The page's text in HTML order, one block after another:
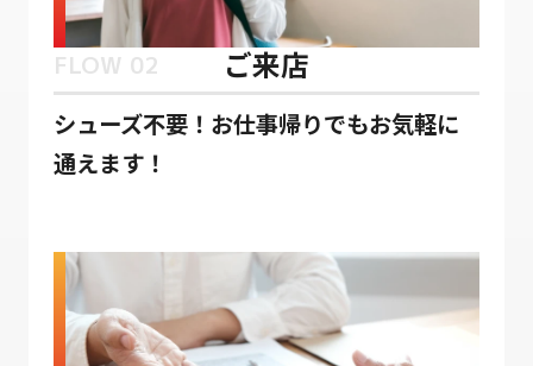
FLOW 02 ご来店
シューズ不要！お仕事帰りでもお気軽に
通えます！